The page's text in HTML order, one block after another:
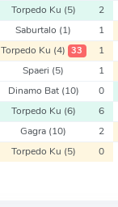
Torpedo Ku (5) 2
Saburtalo (1) 1
Torpedo Ku (4) 33 1
Spaeri (5) 1
Dinamo Bat (10) 0
Torpedo Ku (6) 6
Gagra (10) 2
Torpedo Ku (5) 0